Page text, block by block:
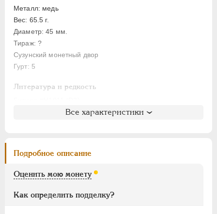
Металл: медь
Вес: 65.5 г.
Диаметр: 45 мм.
Тираж: ?
Сузунский монетный двор
Гурт: 5
Литература и редкость
: не вошла в описание
Семёнов: 174 (H5)
ГМ
: 698.T.XXXVII,11 (довольно редкая)
Все характеристики
Подробное описание
Оценить мою монету
Как определить подделку?
Гривенник
10 копеек
5 копеек
2 копейки
1 копейка
Полушка
ПАВЕЛ I 1796-1801
1801-1825
НИКОЛАЙ I 1826-1855
АЛЕКСАНДР II 1855-1881